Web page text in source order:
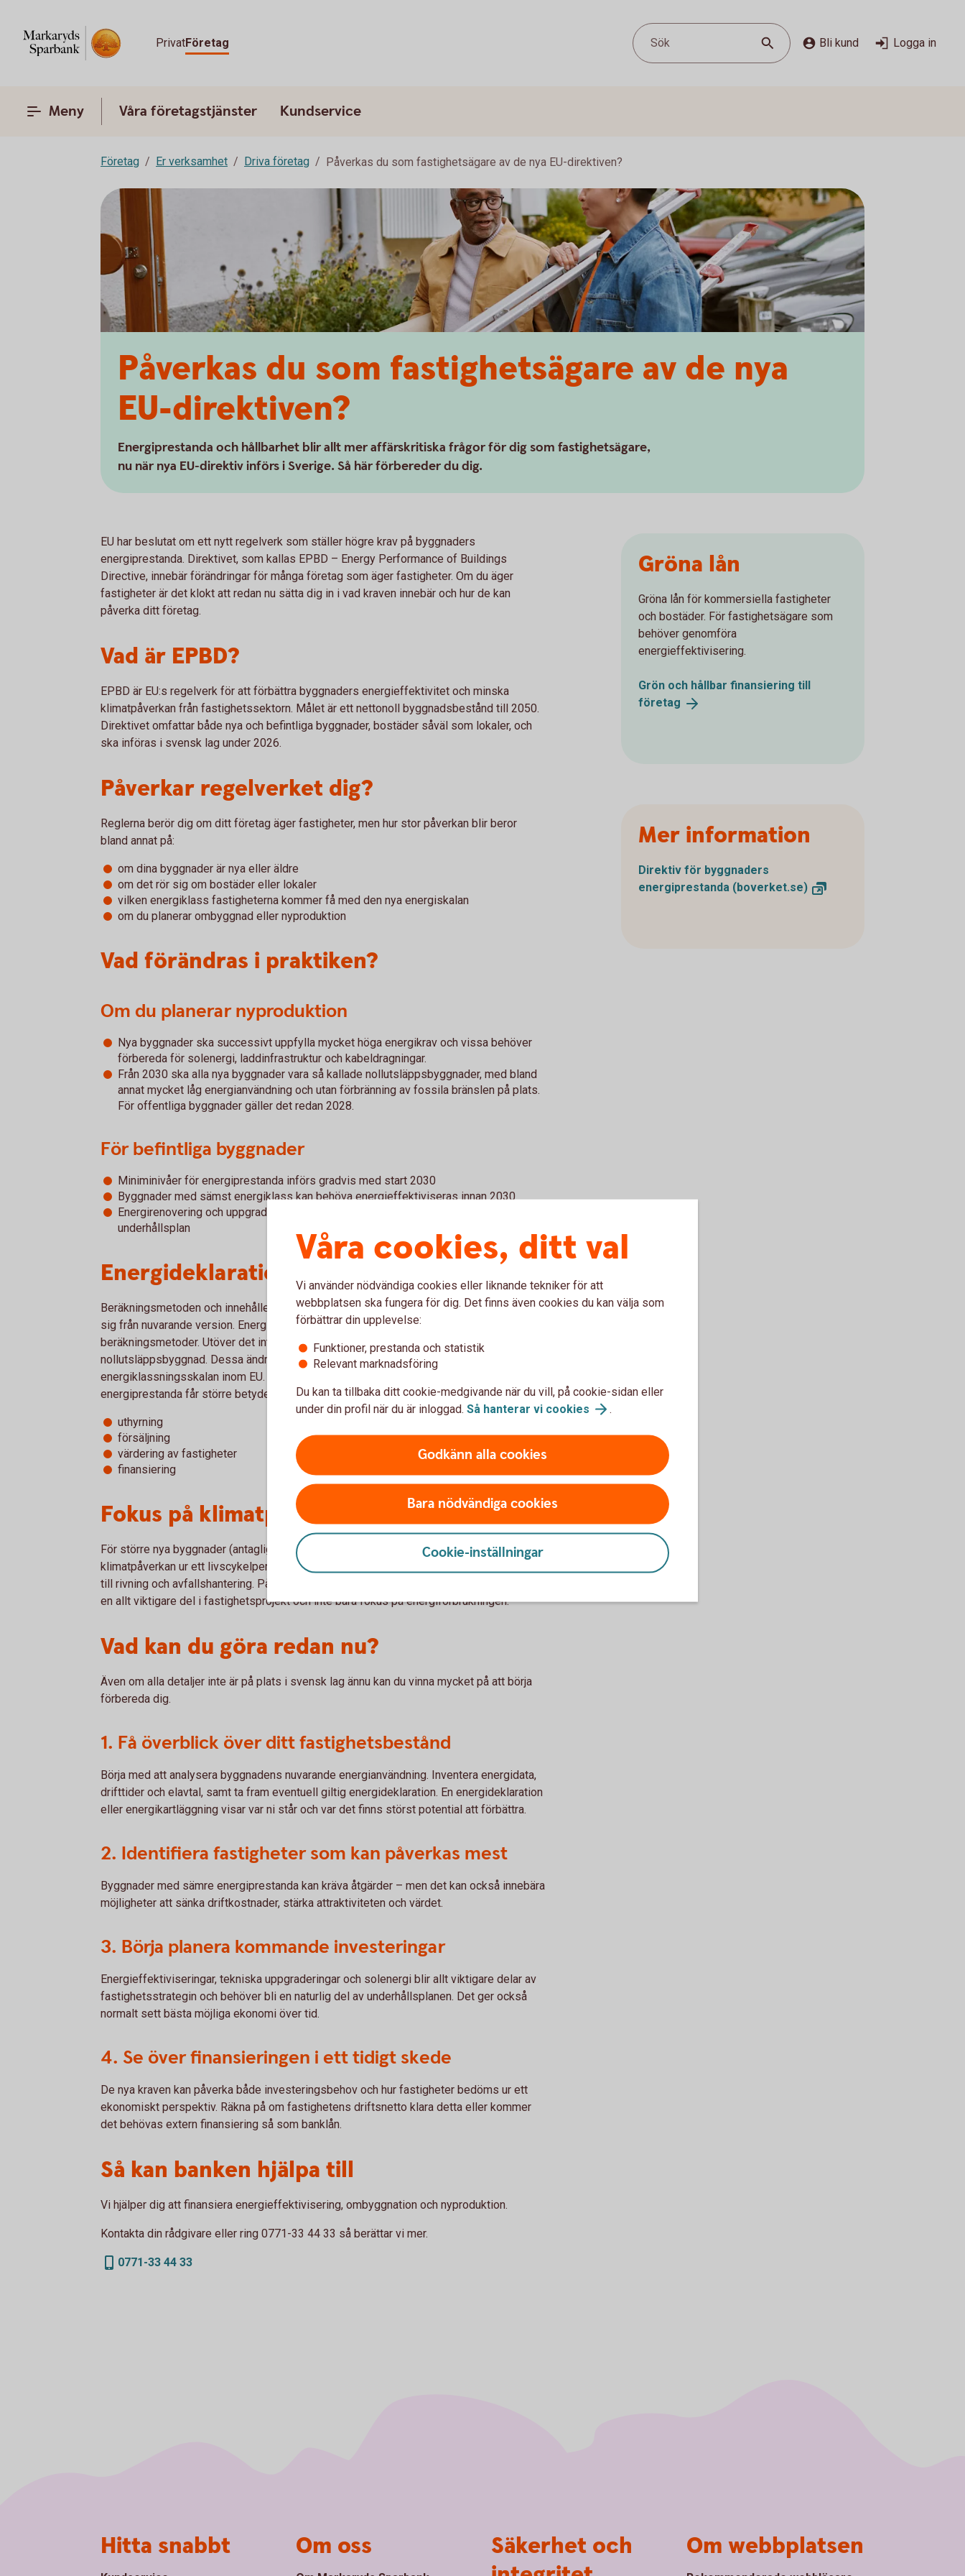
PrivatFöretag Sök Bli kund Logga in
Meny Våra företagstjänster Kundservice
Företag Er verksamhet Driva företag Påverkas du som fastighetsägare av de nya EU-direktiven?
Påverkas du som fastighetsägare av de nya
EU-direktiven?
Energiprestanda och hållbarhet blir allt mer affärskritiska frågor för dig som fastighetsägare,
nu när nya EU-direktiv införs i Sverige. Så här förbereder du dig.
EU har beslutat om ett nytt regelverk som ställer högre krav på byggnaders
energiprestanda. Direktivet, som kallas EPBD – Energy Performance of Buildings
Directive, innebär förändringar för många företag som äger fastigheter. Om du äger
fastigheter är det klokt att redan nu sätta dig in i vad kraven innebär och hur de kan
påverka ditt företag.
Vad är EPBD?
EPBD är EU:s regelverk för att förbättra byggnaders energieffektivitet och minska
klimatpåverkan från fastighetssektorn. Målet är ett nettonoll byggnadsbestånd till 2050.
Direktivet omfattar både nya och befintliga byggnader, bostäder såväl som lokaler, och
ska införas i svensk lag under 2026.
Påverkar regelverket dig?
Reglerna berör dig om ditt företag äger fastigheter, men hur stor påverkan blir beror
bland annat på:
om dina byggnader är nya eller äldre
om det rör sig om bostäder eller lokaler
vilken energiklass fastigheterna kommer få med den nya energiskalan
om du planerar ombyggnad eller nyproduktion
Vad förändras i praktiken?
Om du planerar nyproduktion
Nya byggnader ska successivt uppfylla mycket höga energikrav och vissa behöver
förbereda för solenergi, laddinfrastruktur och kabeldragningar.
Från 2030 ska alla nya byggnader vara så kallade nollutsläppsbyggnader, med bland
annat mycket låg energianvändning och utan förbränning av fossila bränslen på plats.
För offentliga byggnader gäller det redan 2028.
För befintliga byggnader
Miniminivåer för energiprestanda införs gradvis med start 2030
Byggnader med sämst energiklass kan behöva energieffektiviseras innan 2030
Energirenovering och uppgradering blir en viktig del av fastighetens långsiktiga
underhållsplan
Energideklarationen får större betydelse
Beräkningsmetoden och innehållet i energideklarationerna uppdateras och kommer skilja
sig från nuvarande version. Energiklasserna A–G kvarstår men med ändrade
beräkningsmetoder. Utöver det introduceras en ny energiklass A0 som symboliserar en
nollutsläppsbyggnad. Dessa ändringar görs för att mer harmonisera
energiklassningsskalan inom EU. För dig som fastighetsägare kan det innebär att
energiprestanda får större betydelse vid:
uthyrning
försäljning
värdering av fastigheter
finansiering
Fokus på klimatpåverkan över hela livscykeln
För större nya byggnader (antagligen över 1 000 kvadratmeter) införs krav på att beräkna
klimatpåverkan ur ett livscykelperspektiv från 2028, allt från byggskedet, drift/underhåll
till rivning och avfallshantering. På sikt omfattas fler byggnader, vilket gör klimatdata till
en allt viktigare del i fastighetsprojekt och inte bara fokus på energiförbrukningen.
Vad kan du göra redan nu?
Även om alla detaljer inte är på plats i svensk lag ännu kan du vinna mycket på att börja
förbereda dig.
1. Få överblick över ditt fastighetsbestånd
Börja med att analysera byggnadens nuvarande energianvändning. Inventera energidata,
drifttider och elavtal, samt ta fram eventuell giltig energideklaration. En energideklaration
eller energikartläggning visar var ni står och var det finns störst potential att förbättra.
2. Identifiera fastigheter som kan påverkas mest
Byggnader med sämre energiprestanda kan kräva åtgärder – men det kan också innebära
möjligheter att sänka driftkostnader, stärka attraktiviteten och värdet.
3. Börja planera kommande investeringar
Energieffektiviseringar, tekniska uppgraderingar och solenergi blir allt viktigare delar av
fastighetsstrategin och behöver bli en naturlig del av underhållsplanen. Det ger också
normalt sett bästa möjliga ekonomi över tid.
4. Se över finansieringen i ett tidigt skede
De nya kraven kan påverka både investeringsbehov och hur fastigheter bedöms ur ett
ekonomiskt perspektiv. Räkna på om fastighetens driftsnetto klara detta eller kommer
det behövas extern finansiering så som banklån.
Så kan banken hjälpa till
Vi hjälper dig att finansiera energieffektivisering, ombyggnation och nyproduktion.
Kontakta din rådgivare eller ring 0771-33 44 33 så berättar vi mer.
0771-33 44 33
Gröna lån
Gröna lån för kommersiella fastigheter
och bostäder. För fastighetsägare som
behöver genomföra
energieffektivisering.
Grön och hållbar finansiering till
företag
Mer information
Direktiv för byggnaders
energiprestanda (boverket.se)
Våra cookies, ditt val
Vi använder nödvändiga cookies eller liknande tekniker för att
webbplatsen ska fungera för dig. Det finns även cookies du kan välja som
förbättrar din upplevelse:
Funktioner, prestanda och statistik
Relevant marknadsföring
Du kan ta tillbaka ditt cookie-medgivande när du vill, på cookie-sidan eller
under din profil när du är inloggad. Så hanterar vi cookies .
Godkänn alla cookies
Bara nödvändiga cookies
Cookie-inställningar
Hitta snabbt Om oss
Säkerhet och
Om webbplatsen